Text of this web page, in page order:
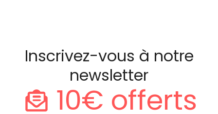
Inscrivez-vous à notre
newsletter
10€ offerts